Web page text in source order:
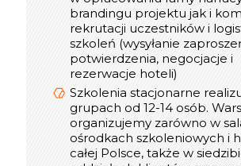
brandingu projektu jak i
rekrutacji uczestników i
szkoleń (wysyłanie
potwierdzenia, negocjacje i
rezerwacje hoteli)
Szkolenia stacjonarne
grupach od 12-14 osób.
organizujemy zarówno w
ośrodkach szkoleniowych i
całej Polsce, także w
Webex, Google Meet) do
naszych
Podczas spotkań online
takich narzędzi jak:
Mural, Padlet,
Mamy duże doświadczenie w
szkoleń online - pierwsze
rozpoczęliśmy w
Podczas szkoleń online
otrzymują materiały w wersji